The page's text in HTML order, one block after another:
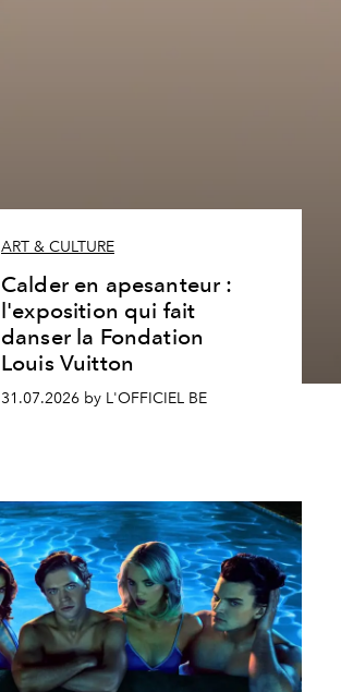
ART & CULTURE
Calder en apesanteur :
l'exposition qui fait
danser la Fondation
Louis Vuitton
31.07.2026 by L'OFFICIEL BE